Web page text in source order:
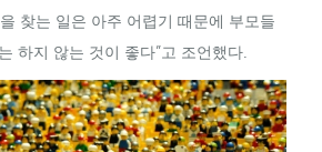
찾는 일은 아주 어렵기 때문에 부모들
하지 않는 것이 좋다”고 조언했다.